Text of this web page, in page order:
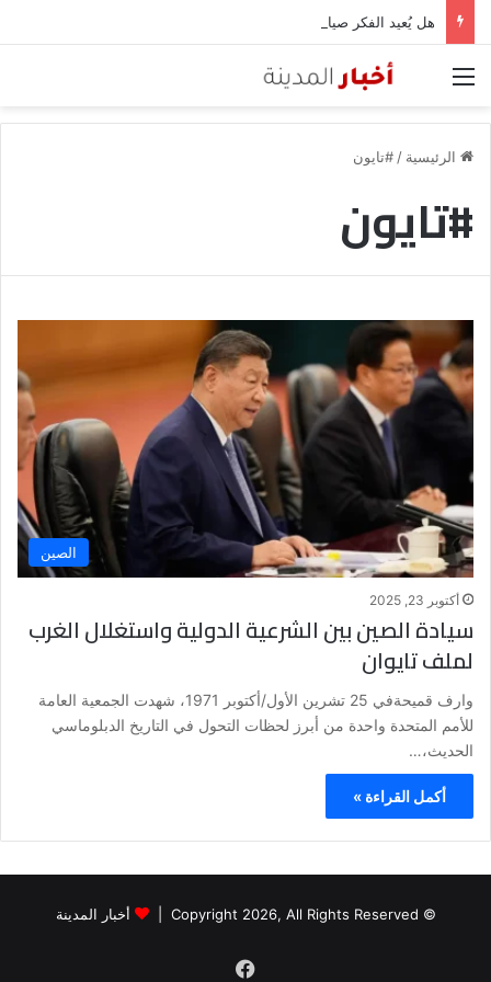
القائمة
الرئيسية / #تايون
#تايون
الصين
أكتوبر 23, 2025
سيادة الصين بين الشرعية الدولية واستغلال الغرب
لملف تايوان
وارف قميحةفي 25 تشرين الأول/أكتوبر 1971، شهدت الجمعية العامة
للأمم المتحدة واحدة من أبرز لحظات التحول في التاريخ الدبلوماسي
الحديث،…
أكمل القراءة »
© Copyright 2026, All Rights Reserved | أخبار المدينة
فيسبوك